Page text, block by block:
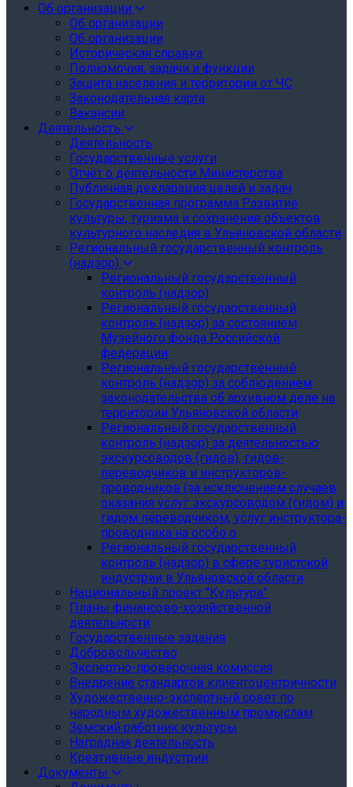
Об организации
Об организации
Об организации
Историческая справка
Полномочия, задачи и функции
Защита населения и территории от ЧС
Законодательная карта
Вакансии
Деятельность
Деятельность
Государственные услуги
Отчёт о деятельности Министерства
Публичная декларация целей и задач
Государственная программа Развитие
культуры, туризма и сохранение объектов
культурного наследия в Ульяновской области
Региональный государственный контроль
(надзор)
Региональный государственный
контроль (надзор)
Региональный государственный
контроль (надзор) за состоянием
Музейного фонда Российской
федерации
Региональный государственный
контроль (надзор) за соблюдением
законодательства об архивном деле на
территории Ульяновской области
Региональный государственный
контроль (надзор) за деятельностью
экскурсоводов (гидов), гидов-
переводчиков и инструкторов-
проводников (за исключением случаев
оказания услуг экскурсоводом (гидом) и
гидом переводчиком, услуг инструктора-
проводника на особо о
Региональный государственный
контроль (надзор) в сфере туристской
индустрии в Ульяновской области
Национальный проект "Культура"
Планы финансово-хозяйственной
деятельности
Государственные задания
Добровольчество
Экспертно-проверочная комиссия
Внедрение стандартов клиентоцентричности
Художественно-экспертный совет по
народным художественным промыслам
Земский работник культуры
Наградная деятельность
Креативные индустрии
Документы